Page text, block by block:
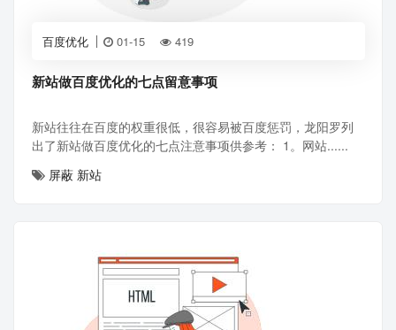
百度优化 01-15 419
新站做百度优化的七点留意事项
新站往往在百度的权重很低，很容易被百度惩罚，龙阳罗列
出了新站做百度优化的七点注意事项供参考： 1。网站......
屏蔽 新站